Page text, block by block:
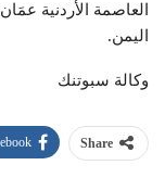
العاصمة الأردنية
اليمن.
وكالة سبوتنك
Share